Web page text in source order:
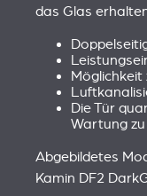
das Glas
Möglichkeit
Die Tür
Wartung
Abgebildetes
Kamin DF2